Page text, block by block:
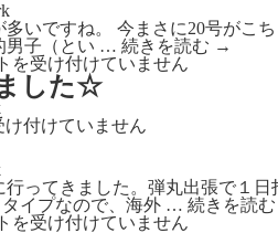
いですね。 今まさに20号がこ
男子（とい … 続きを読む →
を受け付けていません
した☆
け付けていません
ってきました。弾丸出張で１
イプなので、海外 … 続きを読む
を受け付けていません